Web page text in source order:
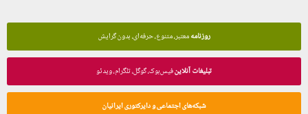
روزنامهمعتبر، متنوع، حرفه‌ای، بدون گرایش
تبلیغات آنلاینفیس‌بوک، گوگل، تلگرام، ویدئو
شبکه‌های اجتماعی و دایرکتوری ایرانیان